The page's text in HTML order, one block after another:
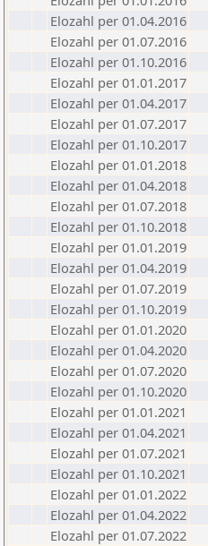
Elozahl per 01.04.2016
Elozahl per 01.07.2016
Elozahl per 01.10.2016
Elozahl per 01.01.2017
Elozahl per 01.04.2017
Elozahl per 01.07.2017
Elozahl per 01.10.2017
Elozahl per 01.01.2018
Elozahl per 01.04.2018
Elozahl per 01.07.2018
Elozahl per 01.10.2018
Elozahl per 01.01.2019
Elozahl per 01.04.2019
Elozahl per 01.07.2019
Elozahl per 01.10.2019
Elozahl per 01.01.2020
Elozahl per 01.04.2020
Elozahl per 01.07.2020
Elozahl per 01.10.2020
Elozahl per 01.01.2021
Elozahl per 01.04.2021
Elozahl per 01.07.2021
Elozahl per 01.10.2021
Elozahl per 01.01.2022
Elozahl per 01.04.2022
Elozahl per 01.07.2022